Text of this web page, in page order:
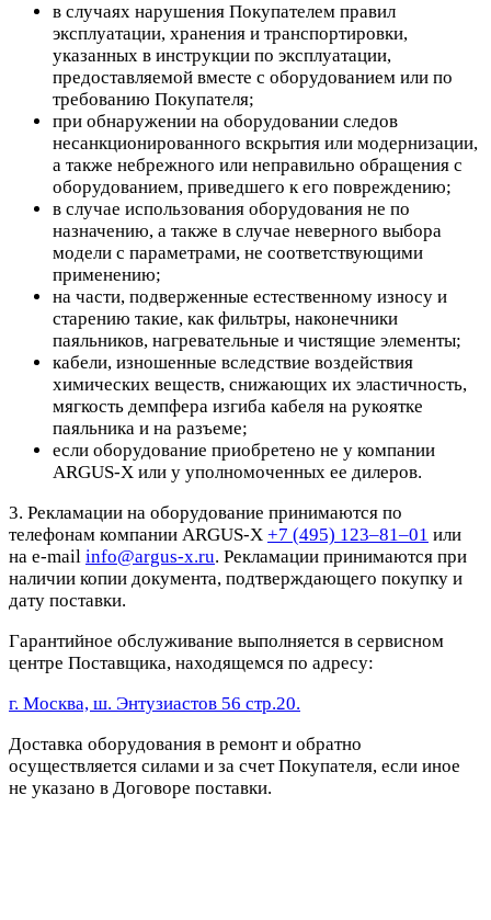
в случаях нарушения Покупателем правил
эксплуатации, хранения и транспортировки,
указанных в инструкции по эксплуатации,
предоставляемой вместе с оборудованием или по
требованию Покупателя;
при обнаружении на оборудовании следов
несанкционированного вскрытия или модернизации,
а также небрежного или неправильно обращения с
оборудованием, приведшего к его повреждению;
в случае использования оборудования не по
назначению, а также в случае неверного выбора
модели с параметрами, не соответствующими
применению;
на части, подверженные естественному износу и
старению такие, как фильтры, наконечники
паяльников, нагревательные и чистящие элементы;
кабели, изношенные вследствие воздействия
химических веществ, снижающих их эластичность,
мягкость демпфера изгиба кабеля на рукоятке
паяльника и на разъеме;
если оборудование приобретено не у компании
ARGUS-X или у уполномоченных ее дилеров.
3. Рекламации на оборудование принимаются по
телефонам компании ARGUS-X +7 (495) 123–81–01 или
на e-mail info@argus-x.ru. Рекламации принимаются при
наличии копии документа, подтверждающего покупку и
дату поставки.
Гарантийное обслуживание выполняется в сервисном
центре Поставщика, находящемся по адресу:
г. Москва, ш. Энтузиастов 56 стр.20.
Доставка оборудования в ремонт и обратно
осуществляется силами и за счет Покупателя, если иное
не указано в Договоре поставки.